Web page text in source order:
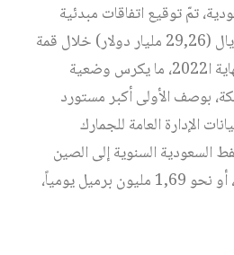
تمّ توقيع اتفاقات مبدئية
بأكثر من 110 مليارات ريال (29,26 مليار دولار) خلال قمة
سعودية صينية عقدت نهاية ا2022، ما يكرس وضعية
بوصف الأولى أكبر مستورد
الإدارة العامة للجمارك
السعودية السنوية إلى الصين
بلغت 84,92 مليون طن، أو نحو 1,69 مليون برميل يومياً،